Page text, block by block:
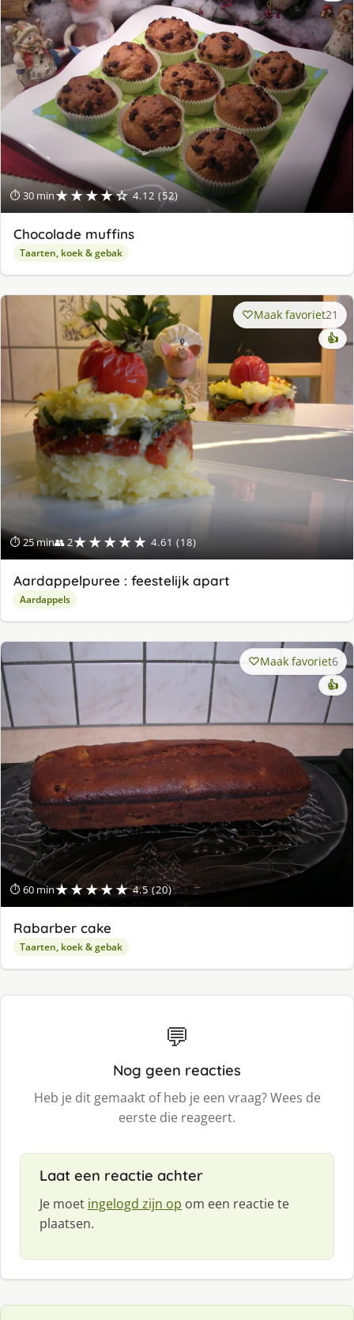
⏱ 30 min★★★★☆ 4.12 (52)
Chocolade muffins
Taarten, koek & gebak
⏱ 25 min👥 2★★★★★ 4.61 (18)
Maak favoriet21
👍
Aardappelpuree : feestelijk apart
Aardappels
⏱ 60 min★★★★★ 4.5 (20)
Maak favoriet6
👍
Rabarber cake
Taarten, koek & gebak
💬
Nog geen reacties
Heb je dit gemaakt of heb je een vraag? Wees de
eerste die reageert.
Laat een reactie achter
Je moet ingelogd zijn op om een reactie te
plaatsen.